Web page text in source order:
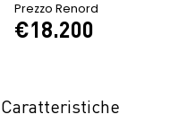
Prezzo Renord
€18.200
Caratteristiche